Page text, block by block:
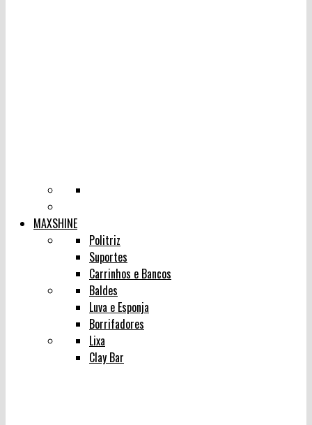
MAXSHINE
Politriz
Suportes
Carrinhos e Bancos
Baldes
Luva e Esponja
Borrifadores
Lixa
Clay Bar